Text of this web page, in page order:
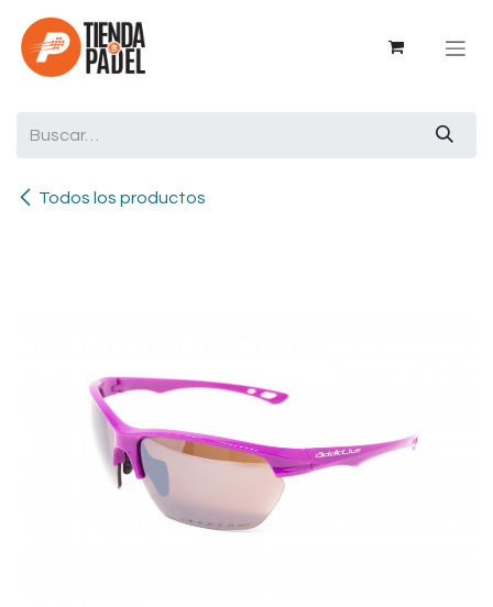
Ir al contenido
Todos los productos